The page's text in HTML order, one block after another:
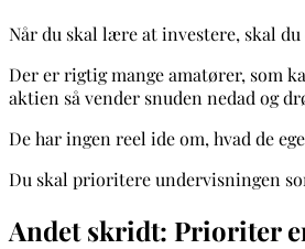
Når du skal lære at investere, skal
Der er rigtig mange amatører, som
aktien så vender snuden nedad og
De har ingen reel ide om, hvad de
Du skal prioritere undervisningen
Andet skridt: Prioriter